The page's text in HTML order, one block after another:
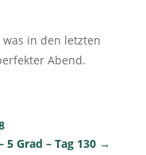
in den letzten
Abend.
5 Grad – Tag 130 →